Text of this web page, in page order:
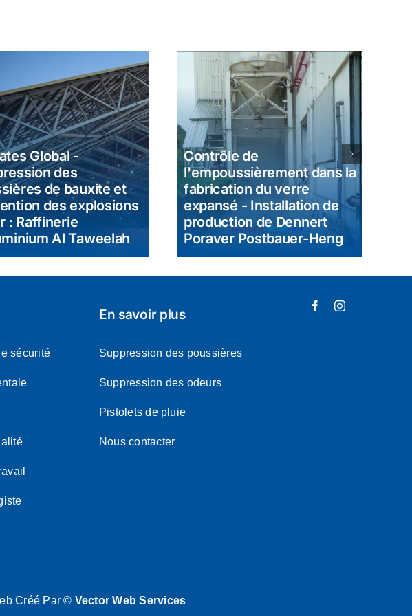
Global -
des
de bauxite et
des explosions
: Raffinerie
Al Taweelah
Contrôle de
l'empoussièrement dans la
fabrication du verre
expansé - Installation de
production de Dennert
Poraver Postbauer-Heng
sécurité
En savoir plus
Suppression des poussières
Suppression des odeurs
Pistolets de pluie
Nous contacter
Créé Par © Vector Web Services